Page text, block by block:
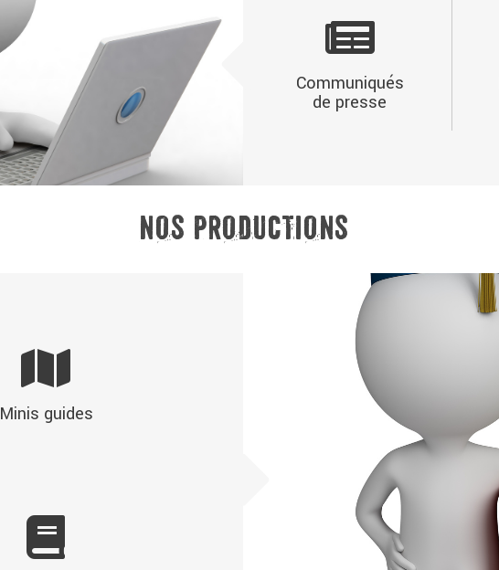
Communiqués
de presse
NOS PRODUCTIONS
Minis guides